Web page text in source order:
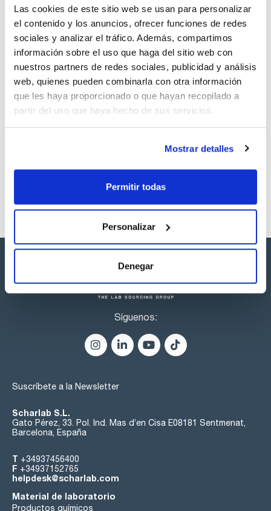
Las cookies de este sitio web se usan para personalizar
el contenido y los anuncios, ofrecer funciones de redes
sociales y analizar el tráfico. Además, compartimos
información sobre el uso que haga del sitio web con
nuestros partners de redes sociales, publicidad y análisis
web, quienes pueden combinarla con otra información
que les haya proporcionado o que hayan recopilado a
partir del uso que haya hecho de sus servicios.
Mostrar detalles
Permitir todas
Personalizar
Denegar
TDS / Ficha técnica
Regístrate para
descargas
COA
Regístrate para
descargas
SDS/ Hoja de seguridad
Regístrate para
descargas
Los productos marcados con esta imagen son
listos para una entrega inmediata.
Síguenos:
Suscríbete a la Newsletter
Scharlab S.L.
Gato Pérez, 33. Pol. Ind. Mas d’en Cisa E08181 Sentmenat,
Barcelona, España
T +34937456400
F +34937152765
helpdesk@scharlab.com
Material de laboratorio
Productos químicos